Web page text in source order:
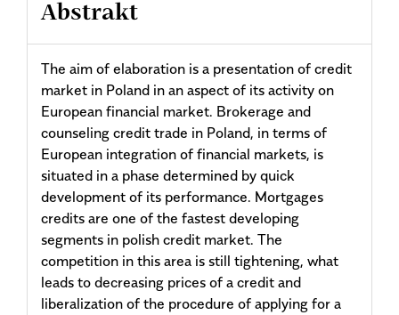
Abstrakt
The aim of elaboration is a presentation of credit
market in Poland in an aspect of its activity on
European financial market. Brokerage and
counseling credit trade in Poland, in terms of
European integration of financial markets, is
situated in a phase determined by quick
development of its performance. Mortgages
credits are one of the fastest developing
segments in polish credit market. The
competition in this area is still tightening, what
leads to decreasing prices of a credit and
liberalization of the procedure of applying for a